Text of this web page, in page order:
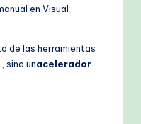
en Visual
de las herramientas
sino unacelerador